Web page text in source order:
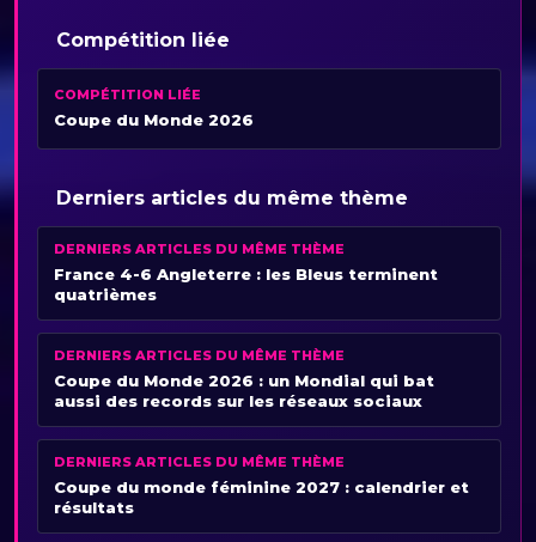
Compétition liée
COMPÉTITION LIÉE
Coupe du Monde 2026
Derniers articles du même thème
DERNIERS ARTICLES DU MÊME THÈME
France 4-6 Angleterre : les Bleus terminent
quatrièmes
DERNIERS ARTICLES DU MÊME THÈME
Coupe du Monde 2026 : un Mondial qui bat
aussi des records sur les réseaux sociaux
DERNIERS ARTICLES DU MÊME THÈME
Coupe du monde féminine 2027 : calendrier et
résultats